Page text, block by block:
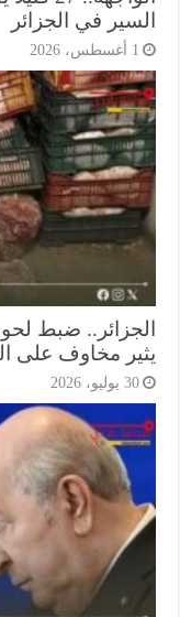
في الجزائر
ضبط لحوم
مخاوف على الصحة